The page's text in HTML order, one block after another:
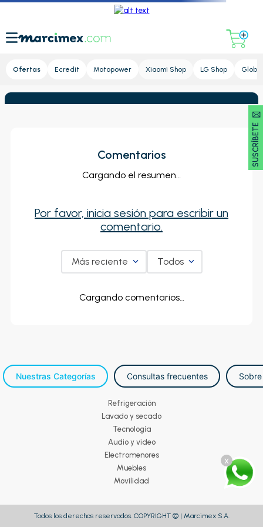
Ofertas Ecredit Motopower Xiaomi Shop LG Shop Global
SUSCRÍBETE 🖂
x
Comentarios
Cargando el resumen…
Por favor, inicia sesión para escribir un
comentario.
Más reciente Todos
Cargando comentarios…
Nuestras Categorías Consultas frecuentes
Refrigeración
Lavado y secado
Tecnología
Audio y video
Electromenores
Muebles
Movilidad
Todos los derechos reservados. COPYRIGHT © | Marcimex S.A.